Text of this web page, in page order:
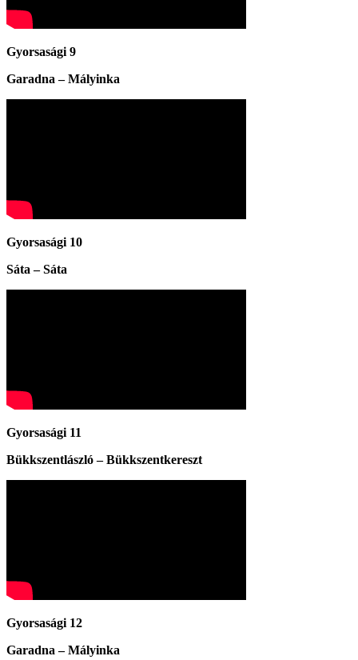
Gyorsasági 9
Garadna – Mályinka
Gyorsasági 10
Sáta – Sáta
Gyorsasági 11
Bükkszentlászló – Bükkszentkereszt
Gyorsasági 12
Garadna – Mályinka